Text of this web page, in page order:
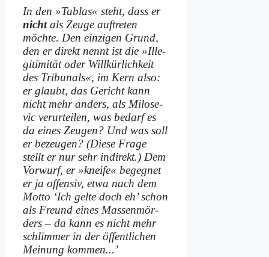
In den »Tab­las« steht, dass er
nichtals Zeu­ge auf­tre­ten
möch­te. Den ein­zi­gen Grund,
den er di­rekt nennt ist die »Il­le­
gi­ti­mi­tät oder Will­kür­lich­keit
des Tri­bu­nals«, im Kern al­so:
er glaubt, das Ge­richt kann
nicht mehr an­ders, als Mi­lo­se­
vic ver­ur­tei­len, was be­darf es
da ei­nes Zeu­gen? Und was soll
er be­zeu­gen? (Die­se Fra­ge
stellt er nur sehr in­di­rekt.) Dem
Vor­wurf, er »knei­fe« be­geg­net
er ja of­fen­siv, et­wa nach dem
Mot­to ‘Ich gel­te doch eh’ schon
als Freund ei­nes Mas­sen­mör­
ders – da kann es nicht mehr
schlim­mer in der öf­fent­li­chen
Mei­nung kom­men...’